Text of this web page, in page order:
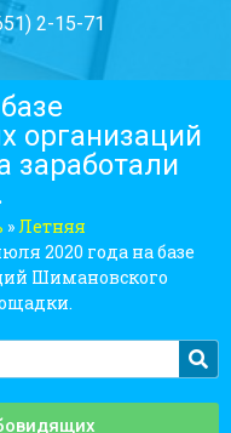
2-15-71
организаций
заработали
»Летняя
2020 года на базе
Шимановского